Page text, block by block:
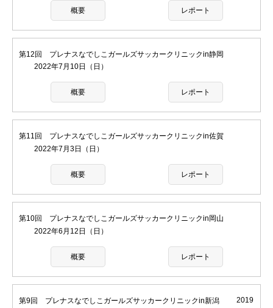
概要 レポート
第12回 プレナスなでしこガールズサッカークリニックin静岡
2022年7月10日（日）
概要 レポート
第11回 プレナスなでしこガールズサッカークリニックin佐賀
2022年7月3日（日）
概要 レポート
第10回 プレナスなでしこガールズサッカークリニックin岡山
2022年6月12日（日）
概要 レポート
第9回 プレナスなでしこガールズサッカークリニックin新潟
2019